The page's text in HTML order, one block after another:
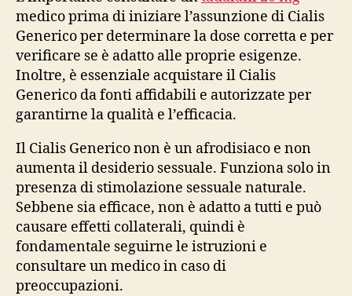
medico prima di iniziare l’assunzione di Cialis
Generico per determinare la dose corretta e per
verificare se è adatto alle proprie esigenze.
Inoltre, è essenziale acquistare il Cialis
Generico da fonti affidabili e autorizzate per
garantirne la qualità e l’efficacia.
Il Cialis Generico non è un afrodisiaco e non
aumenta il desiderio sessuale. Funziona solo in
presenza di stimolazione sessuale naturale.
Sebbene sia efficace, non è adatto a tutti e può
causare effetti collaterali, quindi è
fondamentale seguirne le istruzioni e
consultare un medico in caso di
preoccupazioni.